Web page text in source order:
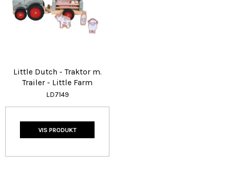
Little Dutch - Traktor m.
Trailer - Little Farm
LD7149
VIS PRODUKT